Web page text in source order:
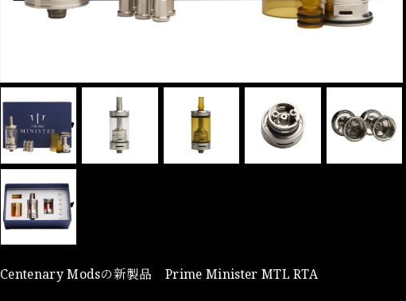
Centenary Modsの新製品 Prime Minister MTL RTA